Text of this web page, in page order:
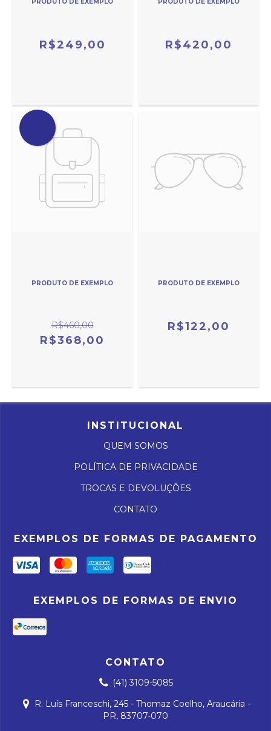
R$249,00 R$420,00
PRODUTO DE EXEMPLO
R$460,00
R$368,00
PRODUTO DE EXEMPLO
R$122,00
INSTITUCIONAL
QUEM SOMOS
POLÍTICA DE PRIVACIDADE
TROCAS E DEVOLUÇÕES
CONTATO
EXEMPLOS DE FORMAS DE PAGAMENTO
EXEMPLOS DE FORMAS DE ENVIO
CONTATO
(41) 3109-5085
R. Luís Franceschi, 245 - Thomaz Coelho, Araucária -
PR, 83707-070